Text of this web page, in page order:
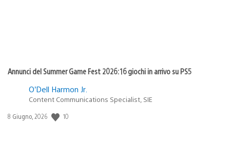
Annunci del Summer Game Fest 2026: 16 giochi in arrivo su PS5
O’Dell Harmon Jr.
Content Communications Specialist, SIE
Data
8 Giugno, 2026 10